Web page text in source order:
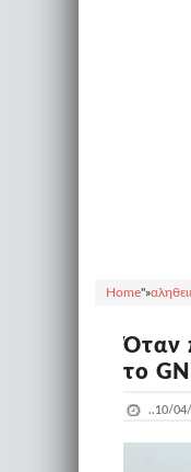
Home"»
Όταν
το
..10/